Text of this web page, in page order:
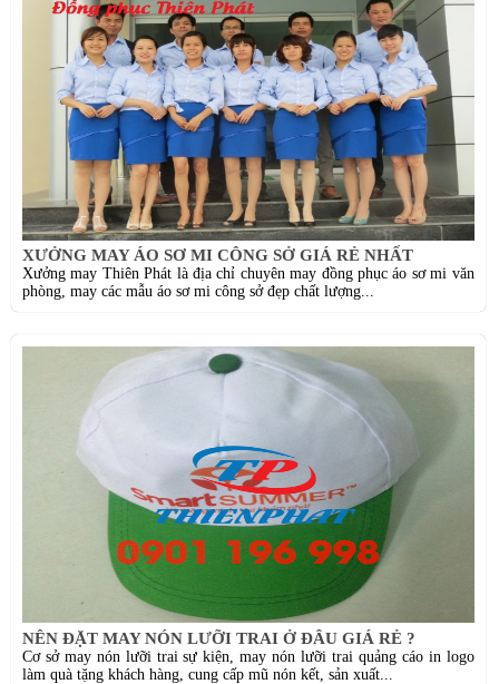
XƯỞNG MAY ÁO SƠ MI CÔNG SỞ GIÁ RẺ NHẤT
Xưởng may Thiên Phát là địa chỉ chuyên may đồng phục áo sơ mi văn
phòng, may các mẫu áo sơ mi công sở đẹp chất lượng...
NÊN ĐẶT MAY NÓN LƯỠI TRAI Ở ĐÂU GIÁ RẺ ?
Cơ sở may nón lưỡi trai sự kiện, may nón lưỡi trai quảng cáo in logo
làm quà tặng khách hàng, cung cấp mũ nón kết, sản xuất...